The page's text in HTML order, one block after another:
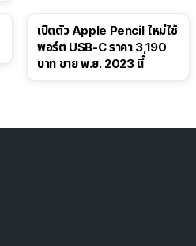
เปิดตัว Apple Pencil ใหม่ใช้
พอร์ต USB-C ราคา 3,190
บาท ขาย พ.ย. 2023 นี้